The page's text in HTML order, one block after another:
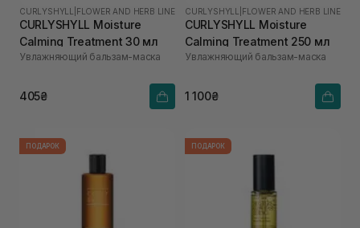
CURLYSHYLL FLOWER AND HERB LINE
CURLYSHYLL Moisture
Calming Treatment 30 мл
Увлажняющий бальзам-маска
405₴
CURLYSHYLL FLOWER AND HERB LINE
CURLYSHYLL Moisture
Calming Treatment 250 мл
Увлажняющий бальзам-маска
1 100₴
ПОДАРОК ПОДАРОК